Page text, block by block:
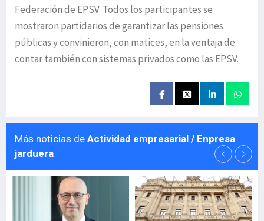
Federación de EPSV. Todos los participantes se
mostraron partidarios de garantizar las pensiones
públicas y convinieron, con matices, en la ventaja de
contar también con sistemas privados como las EPSV.
Más noticias de Actividad empresarial / Enpresa
jarduera